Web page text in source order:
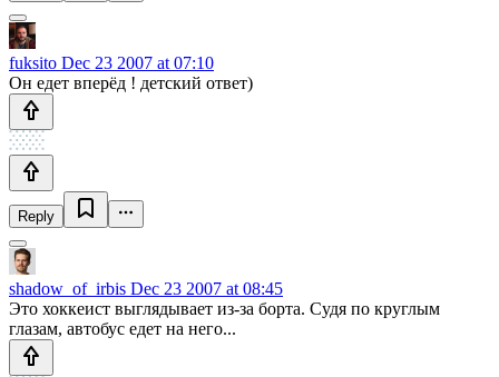
fuksito Dec 23 2007 at 07:10
Он едет вперёд ! детский ответ)
Reply
shadow_of_irbis Dec 23 2007 at 08:45
Это хоккеист выглядывает из-за борта. Судя по круглым
глазам, автобус едет на него...